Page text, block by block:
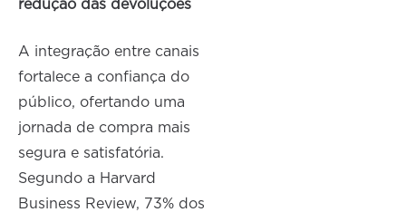
redução das devoluções
A integração entre canais
fortalece a confiança do
público, ofertando uma
jornada de compra mais
segura e satisfatória.
Segundo a Harvard
Business Review, 73% dos